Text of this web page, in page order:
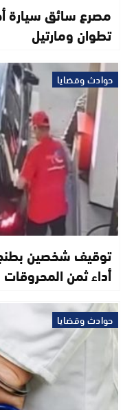
مصرع سائق سيارة
تطوان ومارتيل
حوادث وقضايا
توقيف شخصين
أداء ثمن المحروقات
حوادث وقضايا